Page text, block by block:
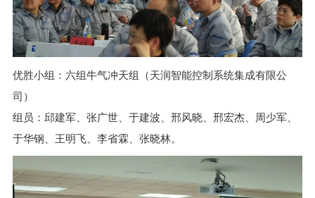
优胜小组：六组牛气冲天组（天润智能控制系统集成有限公
司）
组员：邱建军、张广世、于建波、邢风晓、邢宏杰、周少军、
于华钢、王明飞、李省霖、张晓林。